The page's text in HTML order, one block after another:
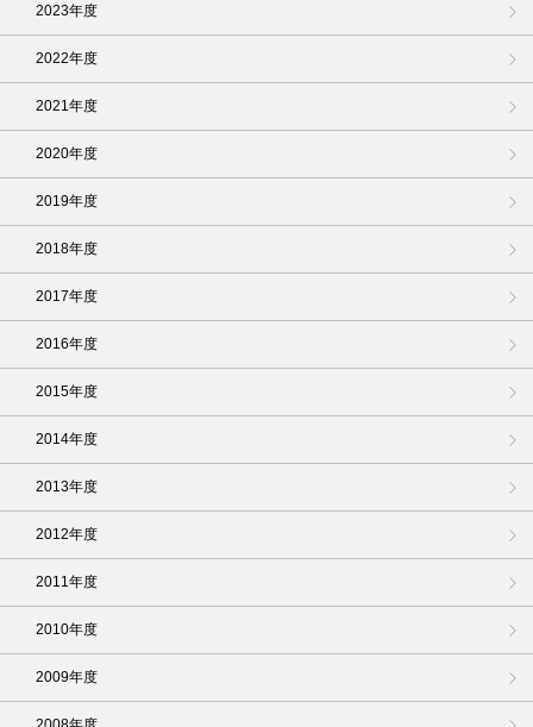
2023年度
2022年度
2021年度
2020年度
2019年度
2018年度
2017年度
2016年度
2015年度
2014年度
2013年度
2012年度
2011年度
2010年度
2009年度